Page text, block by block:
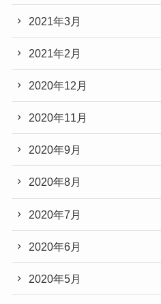
2021年3月
2021年2月
2020年12月
2020年11月
2020年9月
2020年8月
2020年7月
2020年6月
2020年5月